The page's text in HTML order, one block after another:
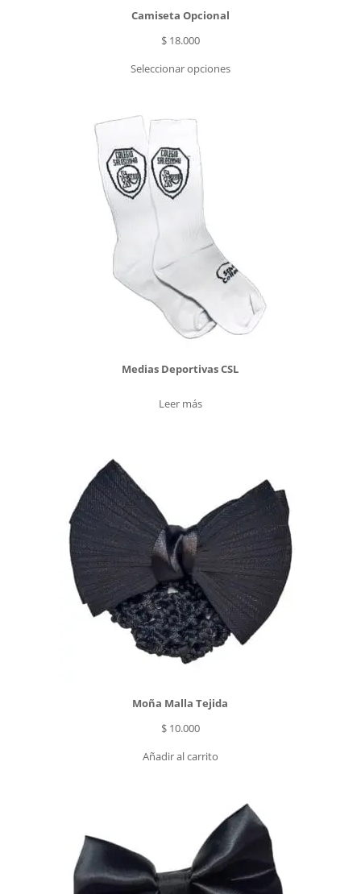
Camiseta Opcional
$18.000
Seleccionar opciones
Medias Deportivas CSL
Leer más
Moña Malla Tejida
$10.000
Añadir al carrito